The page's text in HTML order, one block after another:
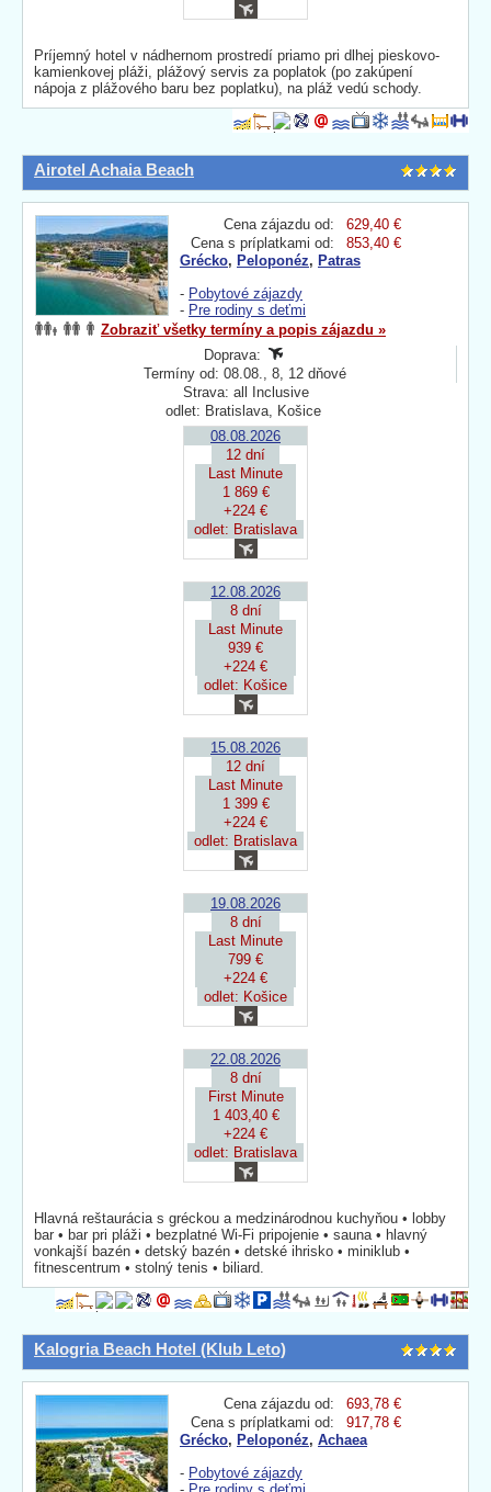
Príjemný hotel v nádhernom prostredí priamo pri dlhej pieskovo-
kamienkovej pláži, plážový servis za poplatok (po zakúpení
nápoja z plážového baru bez poplatku), na pláž vedú schody.
Airotel Achaia Beach
Cena zájazdu od:
629,40 €
Cena s príplatkami od:
853,40 €
Grécko, Peloponéz, Patras
- Pobytové zájazdy
- Pre rodiny s deťmi
Zobraziť všetky termíny a popis zájazdu »
Doprava:
Termíny od: 08.08., 8, 12 dňové
Strava: all Inclusive
odlet: Bratislava, Košice
08.08.2026
12 dní
Last Minute
1 869 €
+224 €
odlet: Bratislava
12.08.2026
8 dní
Last Minute
939 €
+224 €
odlet: Košice
15.08.2026
12 dní
Last Minute
1 399 €
+224 €
odlet: Bratislava
19.08.2026
8 dní
Last Minute
799 €
+224 €
odlet: Košice
22.08.2026
8 dní
First Minute
1 403,40 €
+224 €
odlet: Bratislava
Hlavná reštaurácia s gréckou a medzinárodnou kuchyňou • lobby
bar • bar pri pláži • bezplatné Wi-Fi pripojenie • sauna • hlavný
vonkajší bazén • detský bazén • detské ihrisko • miniklub •
fitnescentrum • stolný tenis • biliard.
Kalogria Beach Hotel (Klub Leto)
Cena zájazdu od:
693,78 €
Cena s príplatkami od:
917,78 €
Grécko, Peloponéz, Achaea
- Pobytové zájazdy